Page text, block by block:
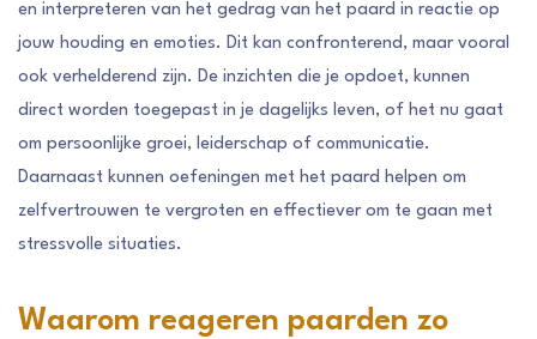
en interpreteren van het gedrag van het paard in reactie op
jouw houding en emoties. Dit kan confronterend, maar vooral
ook verhelderend zijn. De inzichten die je opdoet, kunnen
direct worden toegepast in je dagelijks leven, of het nu gaat
om persoonlijke groei, leiderschap of communicatie.
Daarnaast kunnen oefeningen met het paard helpen om
zelfvertrouwen te vergroten en effectiever om te gaan met
stressvolle situaties.
Waarom reageren paarden zo